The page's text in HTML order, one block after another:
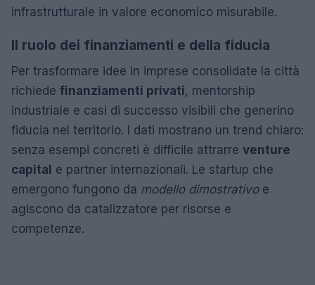
infrastrutturale in valore economico misurabile.
Il ruolo dei finanziamenti e della fiducia
Per trasformare idee in imprese consolidate la città
richiede finanziamenti privati, mentorship
industriale e casi di successo visibili che generino
fiducia nel territorio. I dati mostrano un trend chiaro:
senza esempi concreti è difficile attrarre venture
capital e partner internazionali. Le startup che
emergono fungono da modello dimostrativoe
agiscono da catalizzatore per risorse e
competenze.